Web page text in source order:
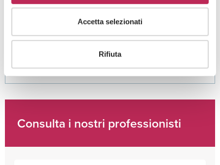
Accetta selezionati
Rifiuta
Cliccando su "iscriviti" dichiari di aver preso visione
informativa della privacy
Consulta i nostri professionisti